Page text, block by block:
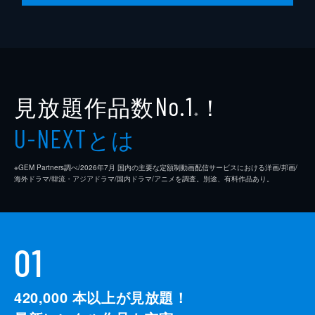
見放題作品数No.1 ※ ！
U-NEXTとは
※GEM Partners調べ/2026年7⽉ 国内の主要な定額制動画配信サービスにおける洋画/邦画/
海外ドラマ/韓流・アジアドラマ/国内ドラマ/アニメを調査。別途、有料作品あり。
01
420,000 本以上が見放題！